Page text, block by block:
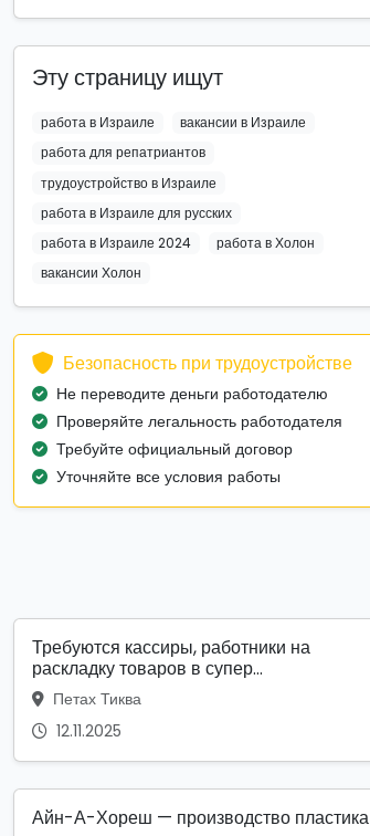
Эту страницу ищут
работа в Израиле
вакансии в Израиле
работа для репатриантов
трудоустройство в Израиле
работа в Израиле для русских
работа в Израиле 2024
работа в Холон
вакансии Холон
Безопасность при трудоустройстве
Не переводите деньги работодателю
Проверяйте легальность работодателя
Требуйте официальный договор
Уточняйте все условия работы
Требуются кассиры, работники на
раскладку товаров в супер...
Петах Тиква
12.11.2025
Айн-А-Хореш — производство пластика